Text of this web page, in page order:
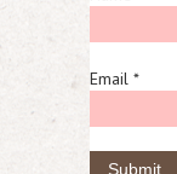
Email *